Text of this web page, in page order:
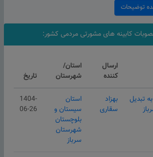
توضیحات
کابینه های مشورتی مردمی کشور:
ارسال
کننده
استان/
شهرستان
تاریخ
تبدیل
بهزاد
سقاری
استان
سیستان و
بلوچستان
شهرستان
سرباز
1404-
06-26